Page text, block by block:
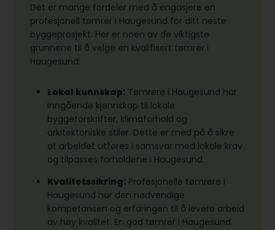
Det er mange fordeler med å engasjere en
profesjonell tømrer i Haugesund for ditt neste
byggeprosjekt. Her er noen av de viktigste
grunnene til å velge en kvalifisert tømrer i
Haugesund:
Lokal kunnskap: Tømrere i Haugesund har
inngående kjennskap til lokale
byggeforskrifter, klimaforhold og
arkitektoniske stiler. Dette er med på å sikre
at arbeidet utføres i samsvar med lokale krav
og tilpasses forholdene i Haugesund.
Kvalitetssikring: Profesjonelle tømrere i
Haugesund har den nødvendige
kompetansen og erfaringen til å levere arbeid
av høy kvalitet. En god tømrer i Haugesund